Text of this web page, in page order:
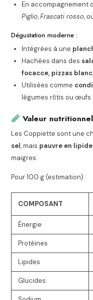
En accompagnement
Piglio,Frascati rosso,
Dégustation moderne :
Intégrées à une
Hachées dans des
focacce, pizzas
Utilisées comme
légumes rôtis ou œufs
Valeur
Les Coppiette sont une
sel, mais pauvre en
maigres.
Pour 100 g (estimation) :
COMPOSANT
Énergie
Protéines
Lipides
Glucides